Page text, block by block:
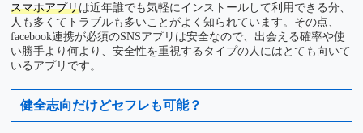
スマホアプリは近年誰でも気軽にインストールして利用できる分、
人も多くてトラブルも多いことがよく知られています。その点、
facebook連携が必須のSNSアプリは安全なので、出会える確率や使
い勝手より何より、安全性を重視するタイプの人にはとても向いて
いるアプリです。
健全志向だけどセフレも可能？